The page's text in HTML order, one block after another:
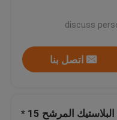
اتصل بنا
HDPE كميات البلاستيك المرشح 15 *